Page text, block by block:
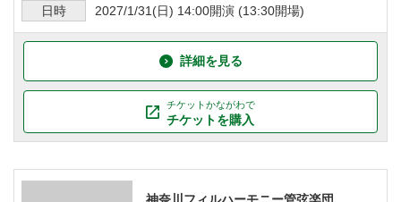
日時 2027/1/31 (日) 14:00開演 (13:30開場)
詳細を見る
チケットかながわで
チケットを購入